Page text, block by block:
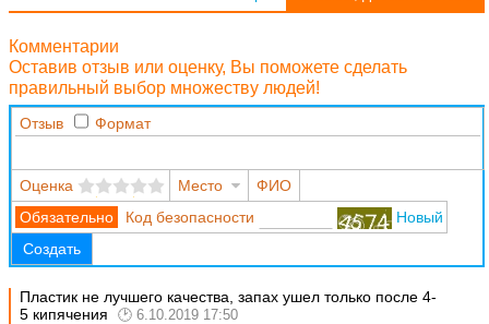
Комментарии
Оставив отзыв или оценку, Вы поможете сделать
правильный выбор множеству людей!
Отзыв Формат
Оценка Место
ФИО
Код безопасности
Новый
Создать
Пластик не лучшего качества, запах ушел только после 4-
5 кипячения
6.10.2019 17:50